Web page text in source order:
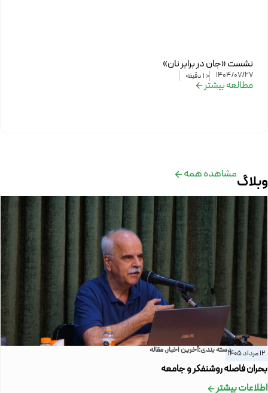
نشست «جان در برابر نان»
1404/07/27
< 1 دقیقه
مطالعه بیشتر
وبلاگمشاهده همه
12 مرداد 1405 دسته بندی:آخرین اخبار,مقاله
بحران فاصله روشنفکر و جامعه
اطلاعات بیشتر